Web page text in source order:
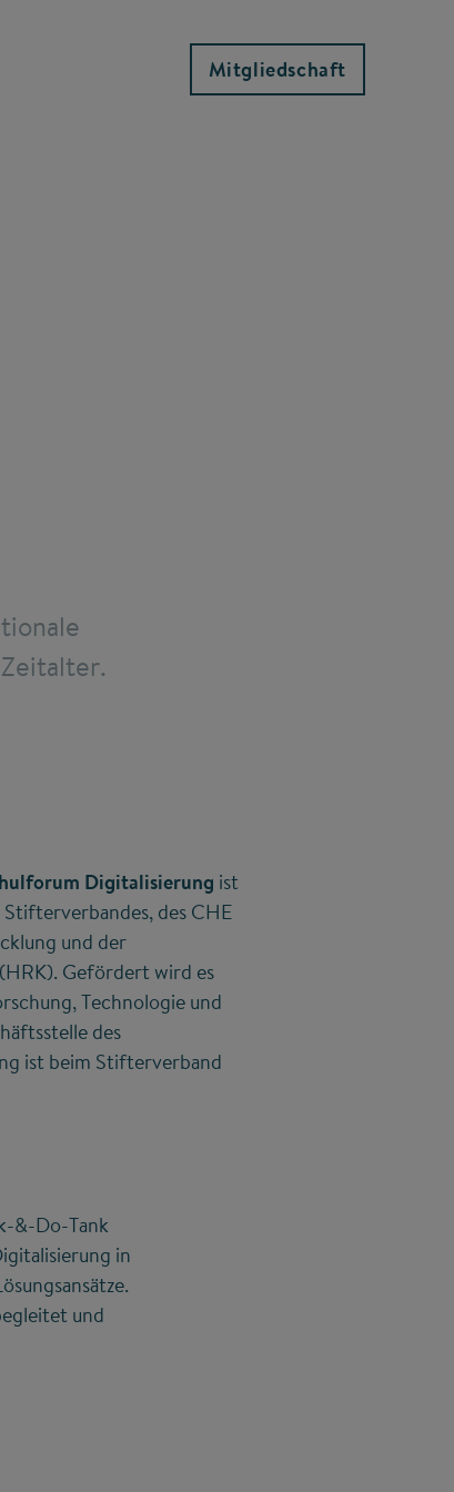
Mitgliedschaft
Digitalisierung ist
des CHE
und der
Gefördert wird es
Technologie und
des
ist beim Stifterverband
&-Do-Tank
in
und